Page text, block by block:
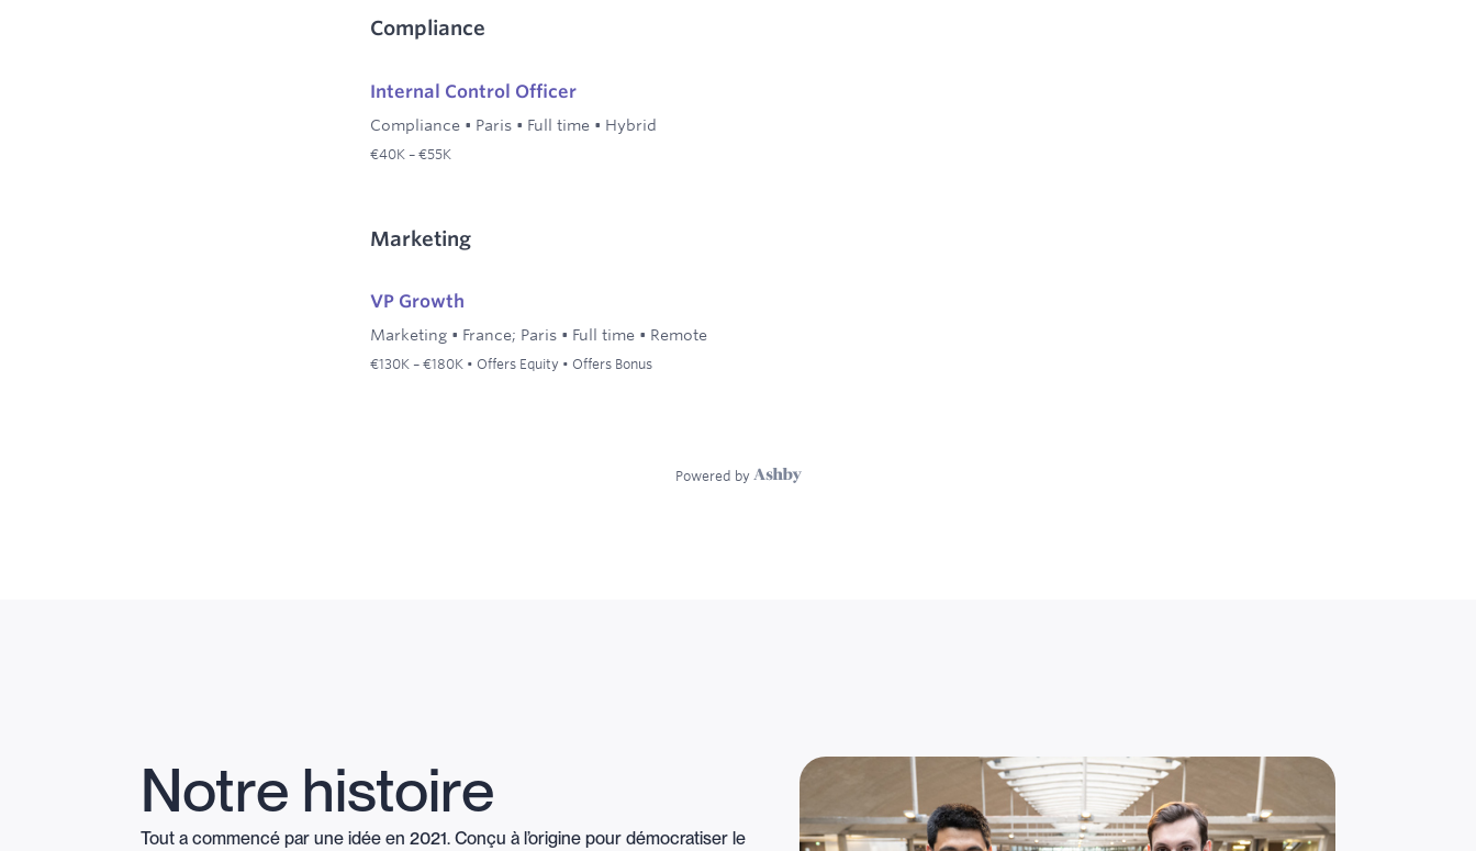
Notre histoire
Tout a commencé par une idée en 2021. Conçu à l’origine pour démocratiser le